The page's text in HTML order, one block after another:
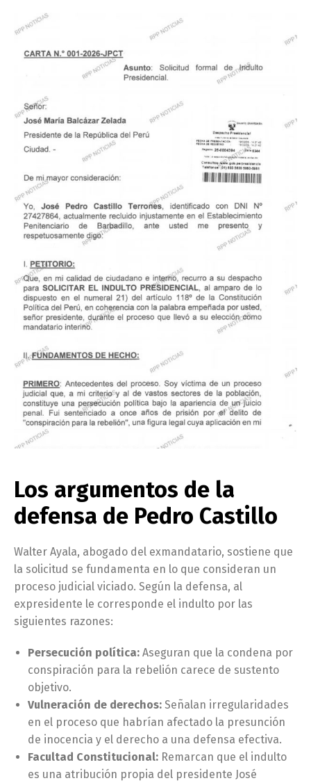
Los argumentos de la
defensa de Pedro Castillo
Walter Ayala, abogado del exmandatario, sostiene que
la solicitud se fundamenta en lo que consideran un
proceso judicial viciado. Según la defensa, al
expresidente le corresponde el indulto por las
siguientes razones:
Persecución política: Aseguran que la condena por
conspiración para la rebelión carece de sustento
objetivo.
Vulneración de derechos: Señalan irregularidades
en el proceso que habrían afectado la presunción
de inocencia y el derecho a una defensa efectiva.
Facultad Constitucional: Remarcan que el indulto
es una atribución propia del presidente José